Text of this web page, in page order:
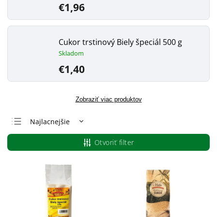
€1,96
Cukor trstinový Biely špeciál 500 g
Skladom
€1,40
Zobraziť viac produktov
Najlacnejšie
Najdrahšie
Najpredávanejšie
Abecedne
Otvoriť filter